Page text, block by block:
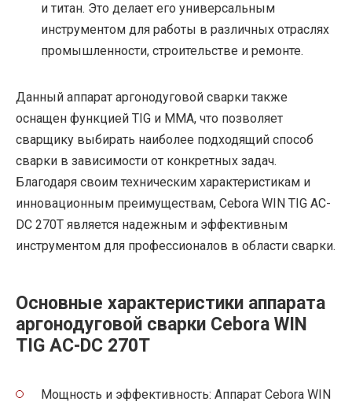
и титан. Это делает его универсальным
инструментом для работы в различных отраслях
промышленности, строительстве и ремонте.
Данный аппарат аргонодуговой сварки также
оснащен функцией TIG и MMA, что позволяет
сварщику выбирать наиболее подходящий способ
сварки в зависимости от конкретных задач.
Благодаря своим техническим характеристикам и
инновационным преимуществам, Cebora WIN TIG AC-
DC 270T является надежным и эффективным
инструментом для профессионалов в области сварки.
Основные характеристики аппарата
аргонодуговой сварки Cebora WIN
TIG AC-DC 270T
Мощность и эффективность: Аппарат Cebora WIN